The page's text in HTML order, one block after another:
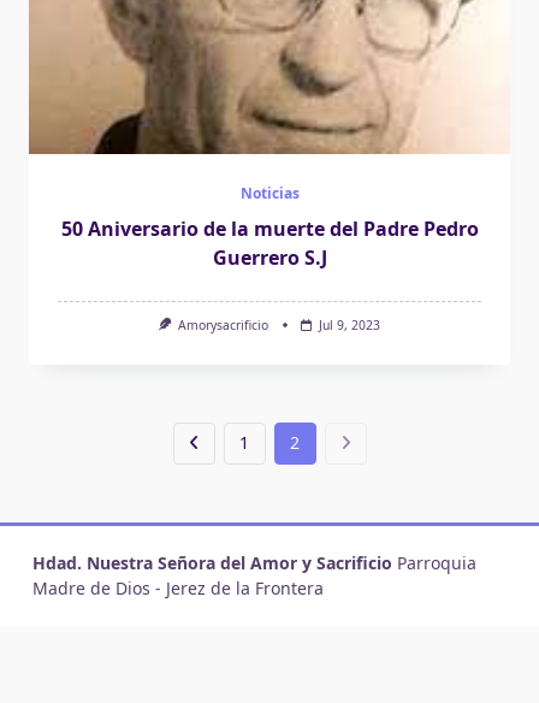
Noticias
50 Aniversario de la muerte del Padre Pedro
Guerrero S.J
Amorysacrificio Jul 9, 2023
1 2
Hdad. Nuestra Señora del Amor y Sacrificio Parroquia
Madre de Dios - Jerez de la Frontera